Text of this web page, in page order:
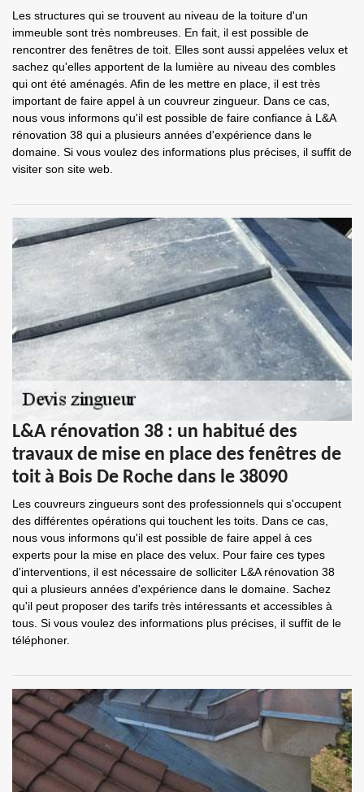
Les structures qui se trouvent au niveau de la toiture d'un
immeuble sont très nombreuses. En fait, il est possible de
rencontrer des fenêtres de toit. Elles sont aussi appelées velux et
sachez qu'elles apportent de la lumière au niveau des combles
qui ont été aménagés. Afin de les mettre en place, il est très
important de faire appel à un couvreur zingueur. Dans ce cas,
nous vous informons qu'il est possible de faire confiance à L&A
rénovation 38 qui a plusieurs années d'expérience dans le
domaine. Si vous voulez des informations plus précises, il suffit de
visiter son site web.
L&A rénovation 38 : un habitué des
travaux de mise en place des fenêtres de
toit à Bois De Roche dans le 38090
Les couvreurs zingueurs sont des professionnels qui s'occupent
des différentes opérations qui touchent les toits. Dans ce cas,
nous vous informons qu'il est possible de faire appel à ces
experts pour la mise en place des velux. Pour faire ces types
d'interventions, il est nécessaire de solliciter L&A rénovation 38
qui a plusieurs années d'expérience dans le domaine. Sachez
qu'il peut proposer des tarifs très intéressants et accessibles à
tous. Si vous voulez des informations plus précises, il suffit de le
téléphoner.